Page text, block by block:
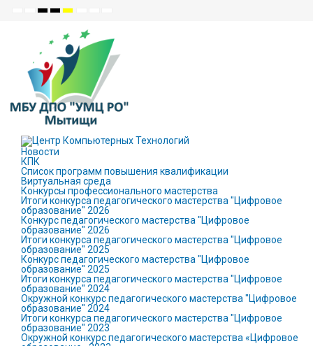
Default
NightHigh
White
mode
High
Black
Yellow
mode
High
Yellow
Black
mode
Font
Новости
КПК
Список программ повышения квалификации
Виртуальная среда
Конкурсы профессионального мастерства
Итоги конкурса педагогического мастерства "Цифровое
образование" 2026
Конкурс педагогического мастерства "Цифровое
образование" 2026
Итоги конкурса педагогического мастерства "Цифровое
образование" 2025
Конкурс педагогического мастерства "Цифровое
образование" 2025
Итоги конкурса педагогического мастерства "Цифровое
образование" 2024
Окружной конкурс педагогического мастерства "Цифровое
образование" 2024
Итоги конкурса педагогического мастерства "Цифровое
образование" 2023
Окружной конкурс педагогического мастерства «Цифровое